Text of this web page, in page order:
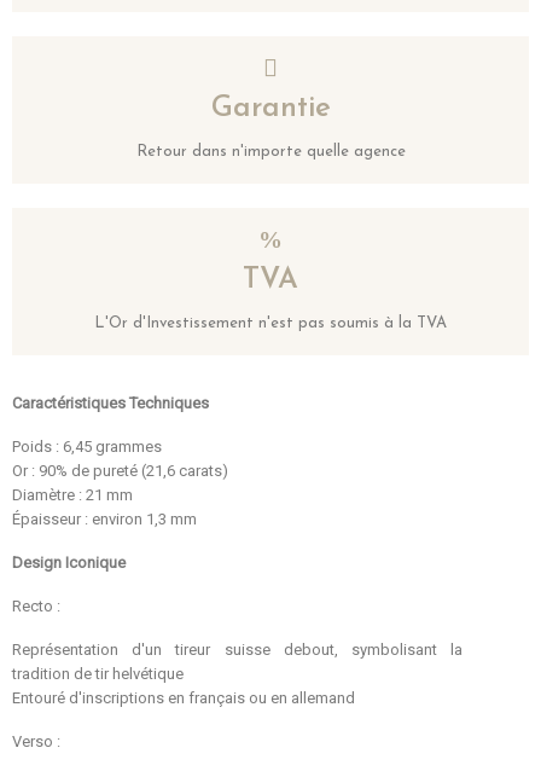
Garantie
Retour dans n'importe quelle agence
TVA
L'Or d'Investissement n'est pas soumis à la TVA
Caractéristiques Techniques
Poids : 6,45 grammes
Or : 90% de pureté (21,6 carats)
Diamètre : 21 mm
Épaisseur : environ 1,3 mm
Design Iconique
Recto :
Représentation d'un tireur suisse debout, symbolisant la
tradition de tir helvétique
Entouré d'inscriptions en français ou en allemand
Verso :